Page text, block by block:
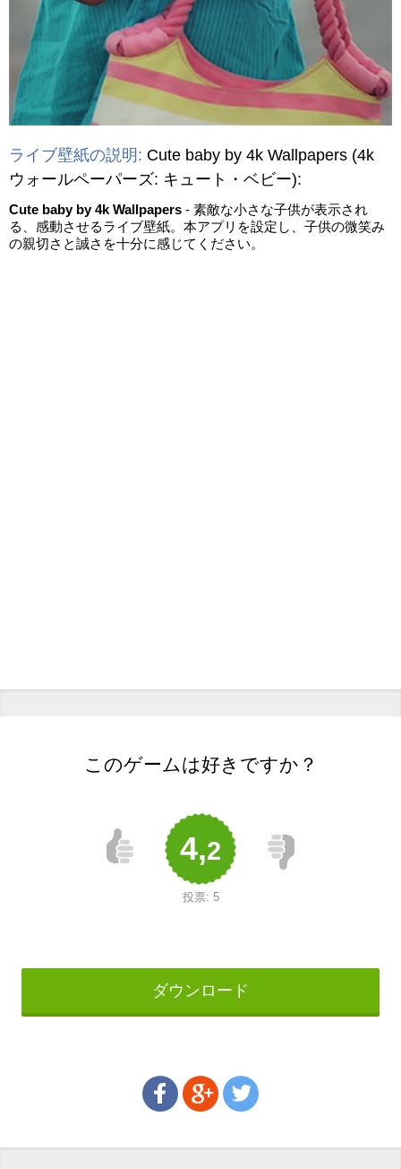
ライブ壁紙の説明: Cute baby by 4k Wallpapers (4k
ウォールペーパーズ: キュート・ベビー):
Cute baby by 4k Wallpapers - 素敵な小さな子供が表示され
る、感動させるライブ壁紙。本アプリを設定し、子供の微笑み
の親切さと誠さを十分に感じてください。
このゲームは好きですか？
4,2
投票: 5
ダウンロード